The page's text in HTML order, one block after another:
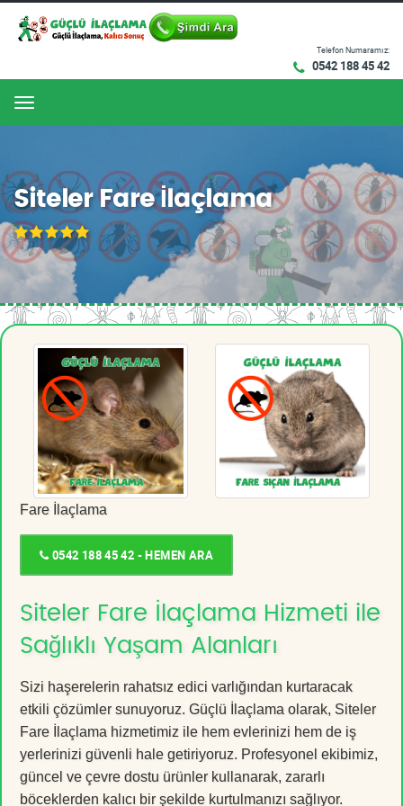
Telefon Numaramız:
0542 188 45 42
Menu
Siteler Fare İlaçlama
Fare İlaçlama
0542 188 45 42 - HEMEN ARA
Siteler Fare İlaçlama Hizmeti ile
Sağlıklı Yaşam Alanları
Sizi haşerelerin rahatsız edici varlığından kurtaracak
etkili çözümler sunuyoruz. Güçlü İlaçlama olarak, Siteler
Fare İlaçlama hizmetimiz ile hem evlerinizi hem de iş
yerlerinizi güvenli hale getiriyoruz. Profesyonel ekibimiz,
güncel ve çevre dostu ürünler kullanarak, zararlı
böceklerden kalıcı bir şekilde kurtulmanızı sağlıyor.